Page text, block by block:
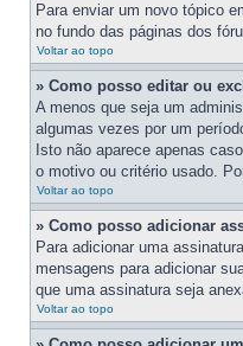
Para enviar um novo tópico
no fundo das páginas dos
Voltar ao topo
» Como posso editar ou
A menos que seja um
algumas vezes por um
Isto não aparece apenas
o motivo ou critério usado.
Voltar ao topo
» Como posso adicionar
Para adicionar uma
mensagens para adicionar
que uma assinatura seja
Voltar ao topo